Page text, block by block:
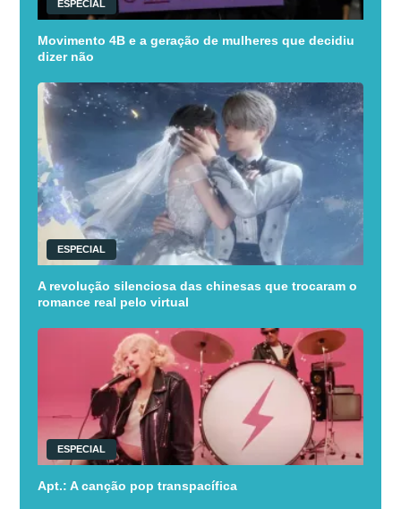
ESPECIAL
Movimento 4B e a geração de mulheres que decidiu
dizer não
ESPECIAL
A revolução silenciosa das chinesas que trocaram o
romance real pelo virtual
ESPECIAL
Apt.: A canção pop transpacífica